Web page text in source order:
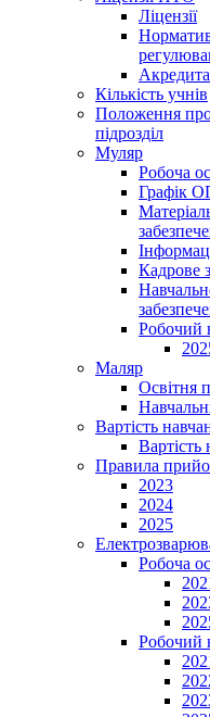
Ліцензії
Кількість учнів
Положення
підрозділ
Муляр
Робоча
Графік
Кадрове
Робочий
Маляр
Освітня
Вартість
Вартість
Правила
2023
2024
2025
Робоча
Робочий